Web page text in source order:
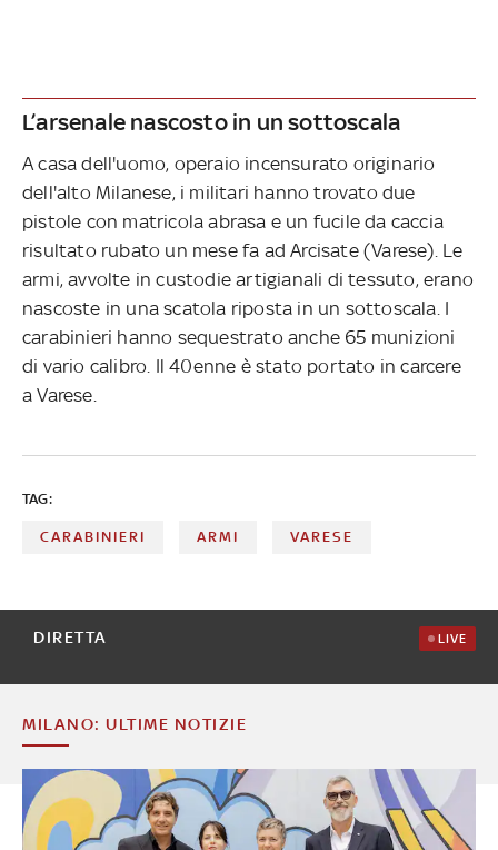
L’arsenale nascosto in un sottoscala
A casa dell'uomo, operaio incensurato originario
dell'alto Milanese, i militari hanno trovato due
pistole con matricola abrasa e un fucile da caccia
risultato rubato un mese fa ad Arcisate (Varese). Le
armi, avvolte in custodie artigianali di tessuto, erano
nascoste in una scatola riposta in un sottoscala. I
carabinieri hanno sequestrato anche 65 munizioni
di vario calibro. Il 40enne è stato portato in carcere
a Varese.
TAG:
CARABINIERI ARMI VARESE
DIRETTA LIVE
MILANO: ULTIME NOTIZIE